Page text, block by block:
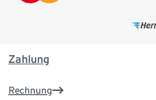
Zahlung
Rechnung